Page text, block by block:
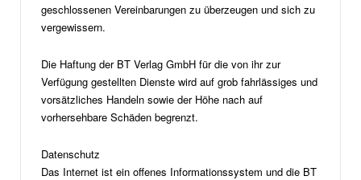
geschlossenen Vereinbarungen zu überzeugen und sich zu
vergewissern.
Die Haftung der BT Verlag GmbH für die von ihr zur
Verfügung gestellten Dienste wird auf grob fahrlässiges und
vorsätzliches Handeln sowie der Höhe nach auf
vorhersehbare Schäden begrenzt.
Datenschutz
Das Internet ist ein offenes Informationssystem und die BT